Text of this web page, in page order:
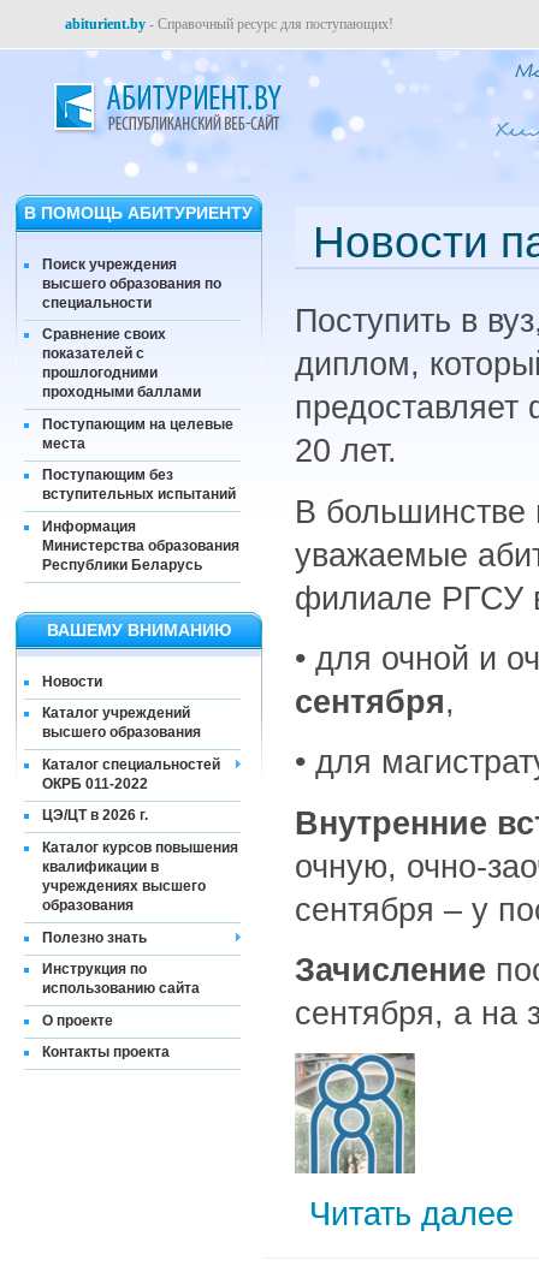
abiturient.by - Справочный ресурс для поступающих!
В ПОМОЩЬ АБИТУРИЕНТУ
Поиск учреждения
высшего образования по
специальности
Сравнение своих
показателей с
прошлогодними
проходными баллами
Поступающим на целевые
места
Поступающим без
вступительных испытаний
Информация
Министерства образования
Республики Беларусь
ВАШЕМУ ВНИМАНИЮ
Новости
Каталог учреждений
высшего образования
Каталог специальностей
ОКРБ 011-2022
ЦЭ/ЦТ в 2026 г.
Каталог курсов повышения
квалификации в
учреждениях высшего
образования
Полезно знать
Инструкция по
использованию сайта
О проекте
Контакты проекта
Новости
Поступить в
диплом,
20 лет.
В большинстве
уважаемые
филиале РГСУ
• для очной и
сентября,
• для
Внутренние
очную, очно-
сентября – у
Зачисление
сентября, а на
Читать далее